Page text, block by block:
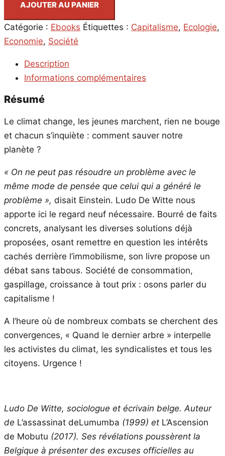
aura
été
abattu,
mangerons
notre
argent
ebook
quantité
AJOUTER AU PANIER
Catégorie : Ebooks Étiquettes : Capitalisme, Ecologie,
Economie, Société
Description
Informations complémentaires
Résumé
Le climat change, les jeunes marchent, rien ne bouge
et chacun s’inquiète : comment sauver notre
planète ?
« On ne peut pas résoudre un problème avec le
même mode de pensée que celui qui a généré le
problème », disait Einstein. Ludo De Witte nous
apporte ici le regard neuf nécessaire. Bourré de faits
concrets, analysant les diverses solutions déjà
proposées, osant remettre en question les intérêts
cachés derrière l’immobilisme, son livre propose un
débat sans tabous. Société de consommation,
gaspillage, croissance à tout prix : osons parler du
capitalisme !
A l’heure où de nombreux combats se cherchent des
convergences, « Quand le dernier arbre » interpelle
les activistes du climat, les syndicalistes et tous les
citoyens. Urgence !
Ludo De Witte, sociologue et écrivain belge. Auteur
de L’assassinat deLumumba (1999) et L’Ascension
de Mobutu (2017). Ses révélations poussèrent la
Belgique à présenter des excuses officielles au